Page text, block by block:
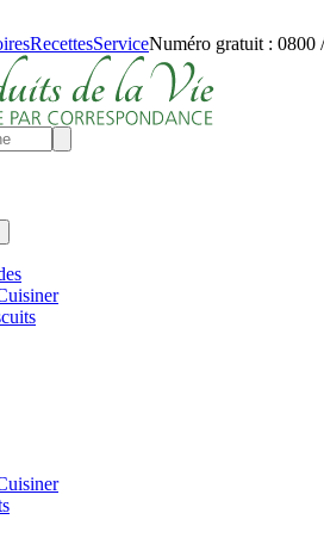
RecettesServiceNuméro gratuit : 0800